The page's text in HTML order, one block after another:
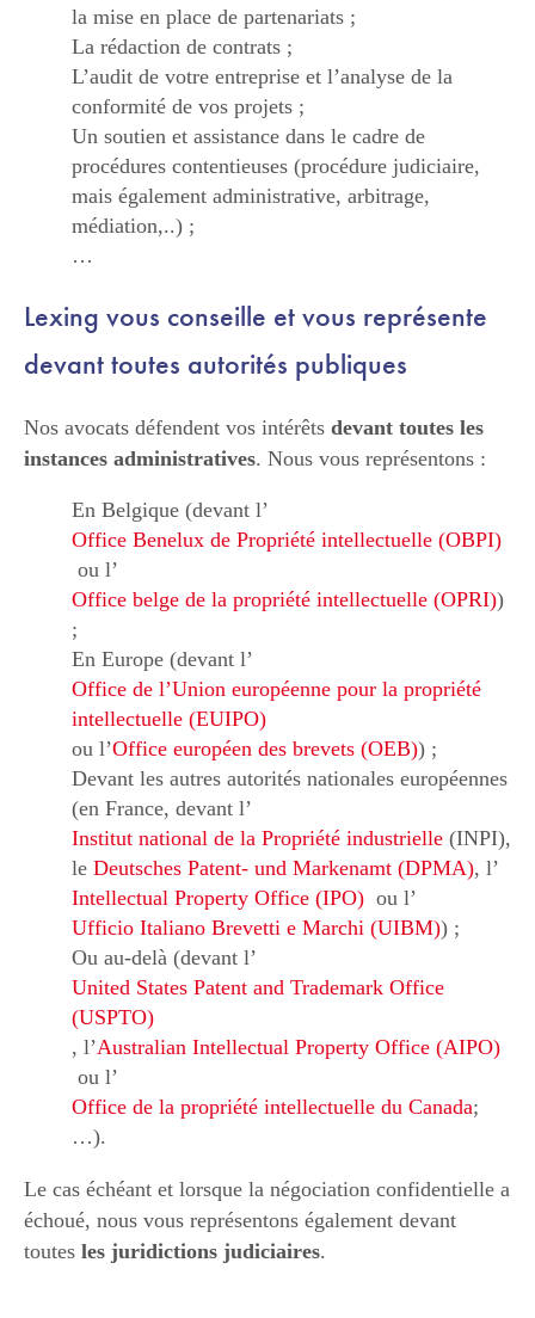
la mise en place de partenariats ;
La rédaction de contrats ;
L’audit de votre entreprise et l’analyse de la
conformité de vos projets ;
Un soutien et assistance dans le cadre de
procédures contentieuses (procédure judiciaire,
mais également administrative, arbitrage,
médiation,..) ;
…
Lexing vous conseille et vous représente
devant toutes autorités publiques
Nos avocats défendent vos intérêts devant toutes les
instances administratives. Nous vous représentons :
En Belgique (devant l’
Office Benelux de Propriété intellectuelle (OBPI)
ou l’
Office belge de la propriété intellectuelle (OPRI))
;
En Europe (devant l’
Office de l’Union européenne pour la propriété
intellectuelle (EUIPO)
ou l’Office européen des brevets (OEB)) ;
Devant les autres autorités nationales européennes
(en France, devant l’
Institut national de la Propriété industrielle (INPI),
le Deutsches Patent- und Markenamt (DPMA), l’
Intellectual Property Office (IPO) ou l’
Ufficio Italiano Brevetti e Marchi (UIBM)) ;
Ou au-delà (devant l’
United States Patent and Trademark Office
(USPTO)
, l’Australian Intellectual Property Office (AIPO)
ou l’
Office de la propriété intellectuelle du Canada;
…).
Le cas échéant et lorsque la négociation confidentielle a
échoué, nous vous représentons également devant
toutes les juridictions judiciaires.